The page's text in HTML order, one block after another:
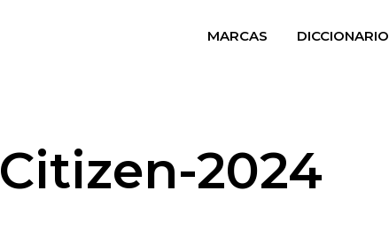
MARCAS DICCIONARIO
Citizen-2024